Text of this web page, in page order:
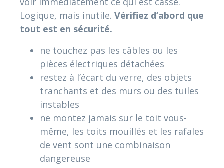
Logique, mais inutile. Vérifiez d’abord que
tout est en sécurité.
ne touchez pas les câbles ou les
pièces électriques détachées
restez à l’écart du verre, des objets
tranchants et des murs ou des tuiles
instables
ne montez jamais sur le toit vous-
même, les toits mouillés et les rafales
de vent sont une combinaison
dangereuse